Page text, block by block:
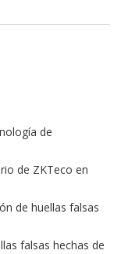
de
de ZKTeco en
de huellas falsas
falsas hechas de